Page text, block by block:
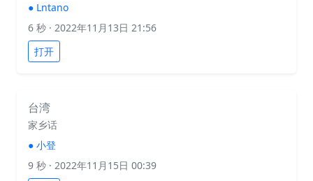
● Lntano
6 秒 · 2022年11月13日 21:56
打开
台湾
家乡话
● 小登
9 秒 · 2022年11月15日 00:39